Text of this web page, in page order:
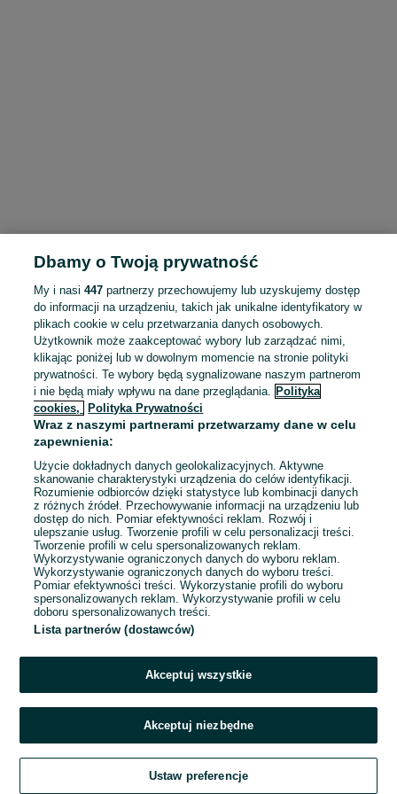
To ogłoszenie nie jest już dostępne
Przejdź na stronę główną
Dbamy o Twoją prywatność
My i nasi447 partnerzy przechowujemy lub uzyskujemy dostęp
do informacji na urządzeniu, takich jak unikalne identyfikatory w
plikach cookie w celu przetwarzania danych osobowych.
Użytkownik może zaakceptować wybory lub zarządzać nimi,
klikając poniżej lub w dowolnym momencie na stronie polityki
prywatności. Te wybory będą sygnalizowane naszym partnerom
i nie będą miały wpływu na dane przeglądania. Polityka
cookies,
Polityka Prywatności
Wraz z naszymi partnerami przetwarzamy dane w celu
zapewnienia:
Użycie dokładnych danych geolokalizacyjnych. Aktywne
skanowanie charakterystyki urządzenia do celów identyfikacji.
Rozumienie odbiorców dzięki statystyce lub kombinacji danych
z różnych źródeł. Przechowywanie informacji na urządzeniu lub
dostęp do nich. Pomiar efektywności reklam. Rozwój i
ulepszanie usług. Tworzenie profili w celu personalizacji treści.
Tworzenie profili w celu spersonalizowanych reklam.
Wykorzystywanie ograniczonych danych do wyboru reklam.
Wykorzystywanie ograniczonych danych do wyboru treści.
Pomiar efektywności treści. Wykorzystanie profili do wyboru
spersonalizowanych reklam. Wykorzystywanie profili w celu
doboru spersonalizowanych treści.
Lista partnerów (dostawców)
Akceptuj wszystkie
Akceptuj niezbędne
Ustaw preferencje